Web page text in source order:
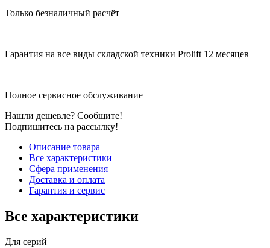
Только безналичный расчёт
Гарантия на все виды складской техники Prolift 12 месяцев
Полное сервисное обслуживание
Нашли дешевле? Сообщите!
Подпишитесь на рассылку!
Описание товара
Все характеристики
Сфера применения
Доставка и оплата
Гарантия и сервис
Все характеристики
Для серий